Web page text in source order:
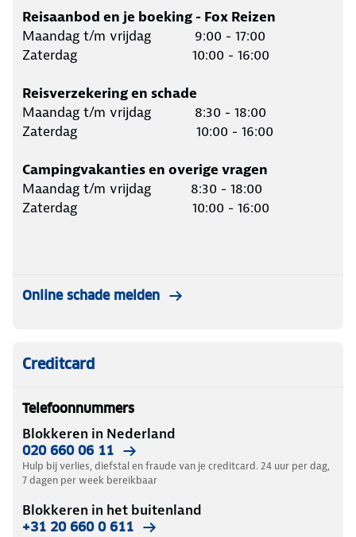
Reisaanbod en je boeking - Fox Reizen
Maandag t/m vrijdag 9:00 - 17:00
Zaterdag 10:00 - 16:00
Reisverzekering en schade
Maandag t/m vrijdag 8:30 - 18:00
Zaterdag 10:00 - 16:00
Campingvakanties en overige vragen
Maandag t/m vrijdag 8:30 - 18:00
Zaterdag 10:00 - 16:00
Online schade melden
Creditcard
Telefoonnummers
Blokkeren in Nederland
020 660 06 11
Hulp bij verlies, diefstal en fraude van je creditcard. 24 uur per dag,
7 dagen per week bereikbaar
Blokkeren in het buitenland
+31 20 660 0 611